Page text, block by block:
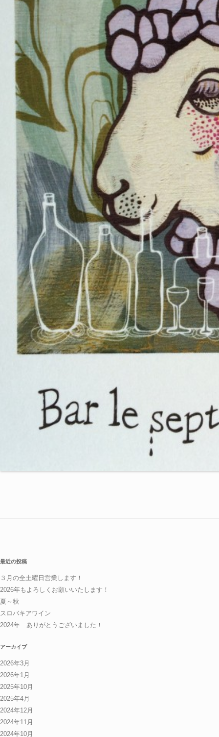
最近の投稿
３月の全土曜日営業します！
2026年もよろしくお願いいたします！
夏～秋
スロバキアワイン
2024年 ありがとうございました！
アーカイブ
2026年3月
2026年1月
2025年10月
2025年4月
2024年12月
2024年11月
2024年10月